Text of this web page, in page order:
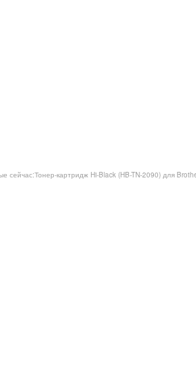
сейчас:Тонер-картридж Hi-Black (HB-TN-2090) для